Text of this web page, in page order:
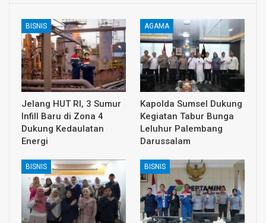
BISNIS
Jelang HUT RI, 3 Sumur
Infill Baru di Zona 4
Dukung Kedaulatan
Energi
AGAMA
Kapolda Sumsel Dukung
Kegiatan Tabur Bunga
Leluhur Palembang
Darussalam
BISNIS BISNIS